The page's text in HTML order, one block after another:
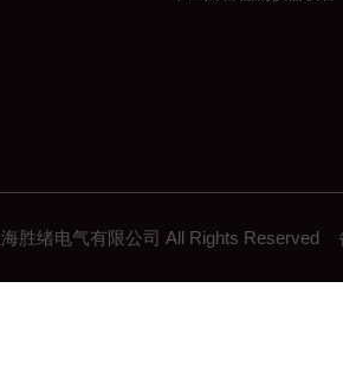
胜绪电气有限公司 All Rights Reserved